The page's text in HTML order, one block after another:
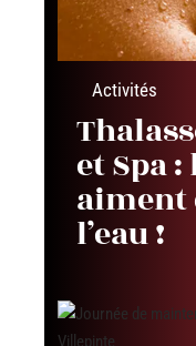
Activités
et Spa
aiment
l’eau !